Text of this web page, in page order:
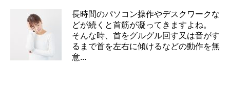
長時間のパソコン操作やデスクワークな
どが続くと首筋が凝ってきますよね。
そんな時、首をグルグル回す又は音がす
るまで首を左右に傾けるなどの動作を無
意...